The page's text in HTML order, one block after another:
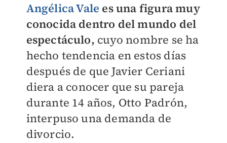
Angélica Vale es una figura muy
conocida dentro del mundo del
espectáculo, cuyo nombre se ha
hecho tendencia en estos días
después de que Javier Ceriani
diera a conocer que su pareja
durante 14 años, Otto Padrón,
interpuso una demanda de
divorcio.